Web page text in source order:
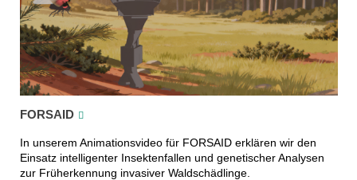
FORSAID
In unserem Animationsvideo für FORSAID erklären wir den
Einsatz intelligenter Insektenfallen und genetischer Analysen
zur Früherkennung invasiver Waldschädlinge.